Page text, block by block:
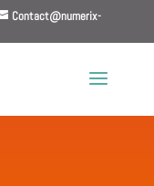
Contact@numerix-